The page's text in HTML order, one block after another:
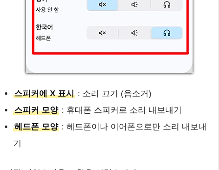
스피커에 X 표시 : 소리 끄기 (음소거)
스피커 모양 : 휴대폰 스피커로 소리 내보내기
헤드폰 모양 : 헤드폰이나 이어폰으로만 소리 내보내
기